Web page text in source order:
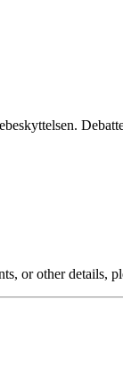
or other details,